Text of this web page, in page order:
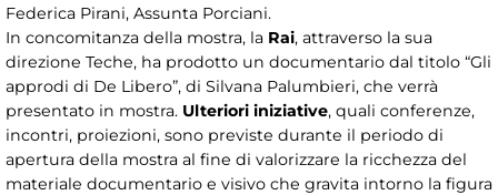
Federica Pirani, Assunta Porciani.
In concomitanza della mostra, la Rai, attraverso la sua
direzione Teche, ha prodotto un documentario dal titolo “Gli
approdi di De Libero”, di Silvana Palumbieri, che verrà
presentato in mostra. Ulteriori iniziative, quali conferenze,
incontri, proiezioni, sono previste durante il periodo di
apertura della mostra al fine di valorizzare la ricchezza del
materiale documentario e visivo che gravita intorno la figura